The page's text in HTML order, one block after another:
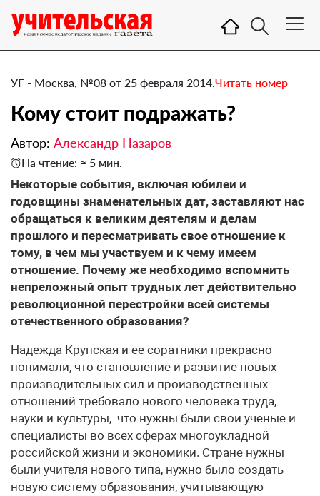
УГ - Москва, №08 от 25 февраля 2014.Читать номер
Кому стоит подражать?
Автор: Александр Назаров
На чтение: ≈ 5 мин.
​Некоторые события, включая юбилеи и
годовщины знаменательных дат, заставляют нас
обращаться к великим деятелям и делам
прошлого и пересматривать свое отношение к
тому, в чем мы участвуем и к чему имеем
отношение. Почему же необходимо вспомнить
непреложный опыт трудных лет действительно
революционной перестройки всей системы
отечественного образования?
Надежда Крупская и ее соратники прекрасно
понимали, что становление и развитие новых
производительных сил и производственных
отношений требовало нового человека труда,
науки и культуры, что нужны были свои ученые и
специалисты во всех сферах многоукладной
российской жизни и экономики. Стране нужны
были учителя нового типа, нужно было создать
новую систему образования, учитывающую